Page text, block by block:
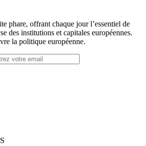
phare, offrant chaque jour l’essentiel de
des institutions et capitales européennes.
la politique européenne.